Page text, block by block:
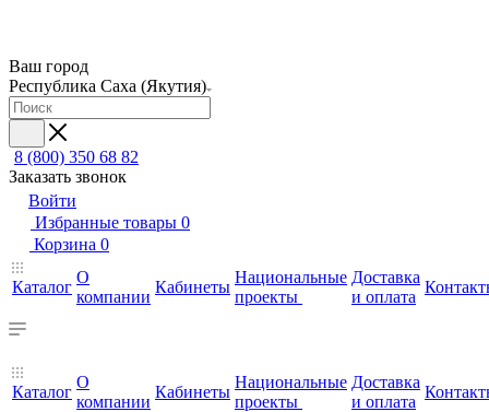
Ваш город
Республика Саха (Якутия)
8 (800) 350 68 82
Заказать звонок
Войти
Избранные товары 0
Корзина 0
Каталог
О
компании
Кабинеты
Национальные
проекты
Доставка
и оплата
Каталог
О
компании
Кабинеты
Национальные
проекты
Доставка
и оплата